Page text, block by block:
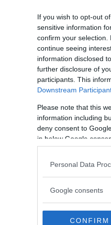
If you wish to opt-out
sensitive information
confirm your
continue seeing
information disclosed
further disclosure of
participants. This
Downstream
Please note that this
information including
deny consent to
in below Google
Personal Data
Google consents
CONFIRM
frågar om bland annat
Carl Legelius